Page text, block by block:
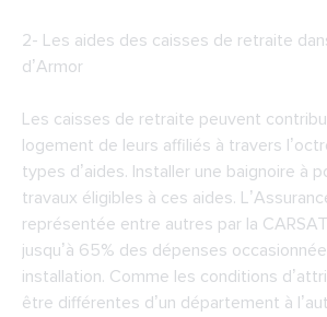
2- Les aides des caisses de retraite
d’Armor
Les caisses de retraite peuvent
logement de leurs affiliés à travers
types d’aides. Installer une baignoire à
travaux éligibles à ces aides.
représentée entre autres par la
jusqu’à 65% des dépenses
installation. Comme les conditions
être différentes d’un département à